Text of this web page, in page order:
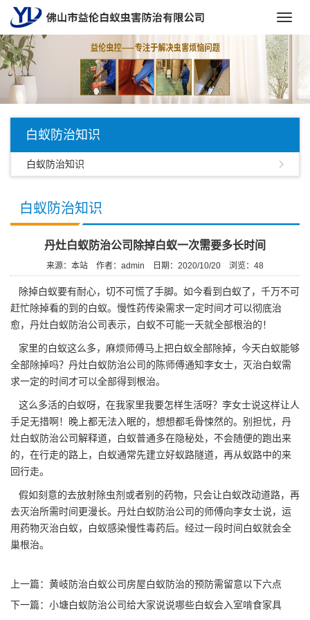
白蚁防治知识
白蚁防治知识
白蚁防治知识
丹灶白蚁防治公司除掉白蚁一次需要多长时间
来源：本站 作者：admin 日期：2020/10/20 浏览： 48
除掉白蚁要有耐心，切不可慌了手脚。如今看到白蚁了，千万不可
赶忙除掉看的到的白蚁。慢性药传染需求一定时间才可以彻底治
愈， 丹灶白蚁防治公司表示，白蚁不可能一天就全部根治的！
家里的白蚁这么多，麻烦师傅马上把白蚁全部除掉，今天白蚁能够
全部除掉吗？丹灶白蚁防治公司的陈师傅通知李女士，灭治白蚁需
求一定的时间才可以全部得到根治。
这么多活的白蚁呀，在我家里我要怎样生活呀？李女士说这样让人
手足无措啊！晚上都无法入眠的，想想都毛骨悚然的。别担忧，丹
灶白蚁防治公司解释道，白蚁普通多在隐秘处，不会随便的跑出来
的，在行走的路上，白蚁通常先建立好蚁路隧道，再从蚁路中的来
回行走。
假如刻意的去放射除虫剂 或者别的药物，只会让白蚁改动道路，再
去灭治所需时间更漫长。丹灶白蚁防治公司的师傅向李女士说，运
用药物灭治白蚁，白蚁感染慢性毒药后。经过一段时间白蚁就会全
巢根治。
上一篇： 黄岐防治白蚁公司房屋白蚁防治的预防需留意以下六点
下一篇： 小塘白蚁防治公司给大家说说哪些白蚁会入室啃食家具